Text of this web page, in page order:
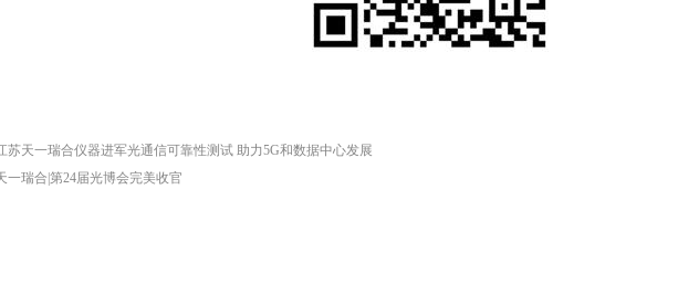
苏天一瑞合仪器进军光通信可靠性测试 助力5G和数据中心发展
一瑞合|第24届光博会完美收官